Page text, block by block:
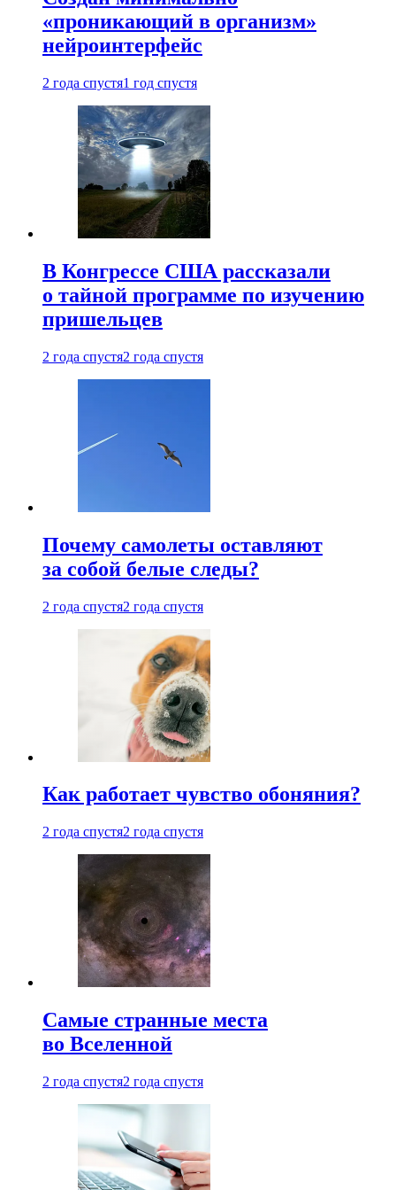
«проникающий в организм»
нейроинтерфейс
2 года спустя1 год спустя
В Конгрессе США рассказали
о тайной программе по изучению
пришельцев
2 года спустя2 года спустя
Почему самолеты оставляют
за собой белые следы?
2 года спустя2 года спустя
Как работает чувство обоняния?
2 года спустя2 года спустя
Самые странные места
во Вселенной
2 года спустя2 года спустя